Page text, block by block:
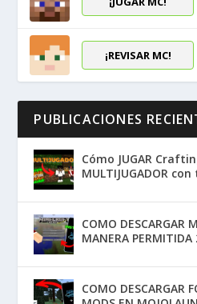
¡REVISAR MC!
PUBLICACIONES
Cómo JUGAR
MULTIJUGADOR
COMO DESCARGAR
MANERA PERMITIDA
COMO DESCARGAR